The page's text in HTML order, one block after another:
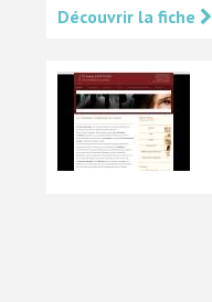
Découvrir la fiche